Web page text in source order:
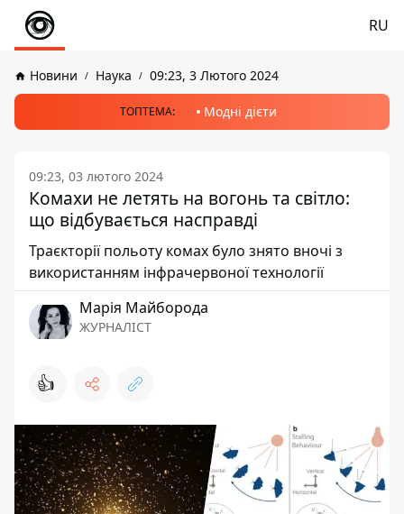
RU
Новини Наука 09:23, 3 Лютого 2024
ТОПТЕМА: Модні дієти
09:23, 03 лютого 2024
Комахи не летять на вогонь та світло:
що відбувається насправді
Траєкторії польоту комах було знято вночі з
використанням інфрачервоної технології
Марія Майборода
ЖУРНАЛІСТ
👍